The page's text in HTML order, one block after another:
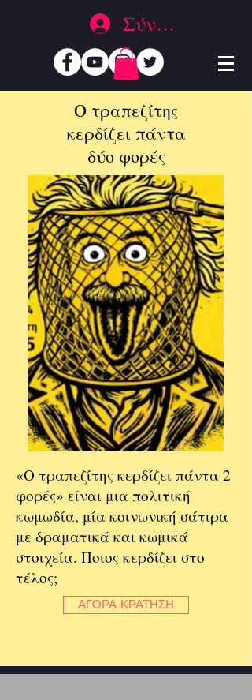
Σύνδεση
Ο τραπεζίτης
κερδίζει πάντα
δύο φορές
«Ο τραπεζίτης κερδίζει πάντα 2
φορές» είναι μια πολιτική
κωμωδία, μία κοινωνική σάτιρα
με δραματικά και κωμικά
στοιχεία. Ποιος κερδίζει στο
τέλος;
ΑΓΟΡΑ ΚΡΑΤΗΣΗ